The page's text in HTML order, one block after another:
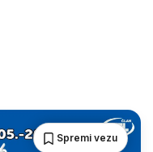
Spremi vezu